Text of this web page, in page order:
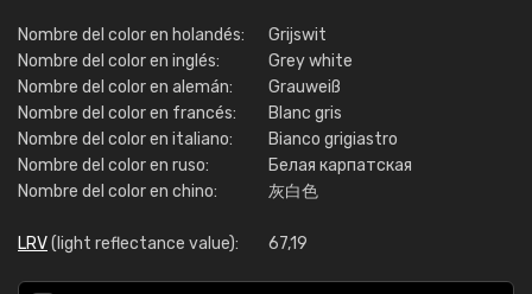
Nombre del color en holandés:
Grijswit
Nombre del color en inglés:
Grey white
Nombre del color en alemán:
Grauweiß
Nombre del color en francés:
Blanc gris
Nombre del color en italiano:
Bianco grigiastro
Nombre del color en ruso:
Белая карпатская
Nombre del color en chino:
灰白色
LRV(light reflectance value): 67,19